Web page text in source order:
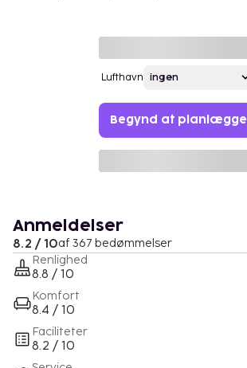
Lufthavn
Begynd at planlægge
Anmeldelser
8.2 / 10af 367 bedømmelser
Renlighed
8.8 / 10
Komfort
8.4 / 10
Faciliteter
8.2 / 10